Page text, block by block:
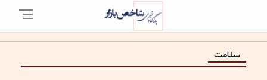
سلامت